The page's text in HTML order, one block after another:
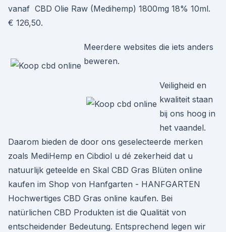
vanaf CBD Olie Raw (Medihemp) 1800mg 18% 10ml.
€ 126,50.
Meerdere websites die iets anders
beweren.
Veiligheid en
kwaliteit staan
bij ons hoog in
het vaandel.
Daarom bieden de door ons geselecteerde merken
zoals MediHemp en Cibdiol u dé zekerheid dat u
natuurlijk geteelde en Skal CBD Gras Blüten online
kaufen im Shop von Hanfgarten - HANFGARTEN
Hochwertiges CBD Gras online kaufen. Bei
natürlichen CBD Produkten ist die Qualität von
entscheidender Bedeutung. Entsprechend legen wir